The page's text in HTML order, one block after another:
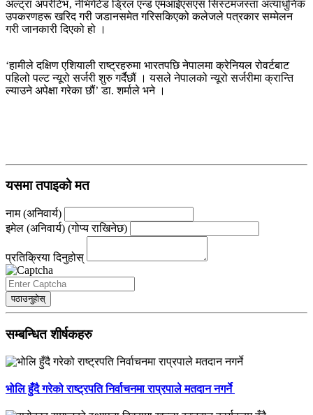
अल्ट्रा अपरेटिभ‚ नेभिगेटेड ड्रिल एन्ड एमआईएसएस सिस्टमजस्ता अत्याधुनिक
उपकरणहरू खरिद गरी जडानसमेत गरिसकिएको कलेजले पत्रकार सम्मेलन
गरी जानकारी दिएको हो ।
‘हामीले दक्षिण एशियाली राष्ट्रहरुमा भारतपछि नेपालमा क्रेनियल रोवर्टबाट
पहिलो पल्ट न्यूरो सर्जरी शुरु गर्दैछौं । यसले नेपालको न्यूरो सर्जरीमा क्रान्ति
ल्याउने अपेक्षा गरेका छौं’ डा. शर्माले भने ।
यसमा तपाइको मत
नाम (अनिवार्य)
इमेल (अनिवार्य) (गोप्य राखिनेछ)
प्रतिक्रिया दिनुहोस्
पठाउनुहोस्
सम्बन्धित शीर्षकहरु
भोलि हुँदै गरेको राष्ट्रपति निर्वाचनमा राप्रपाले मतदान नगर्ने